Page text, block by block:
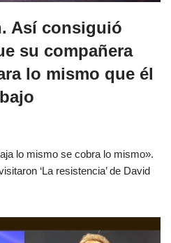
Así consiguió
su compañera
lo mismo que él
lo mismo se cobra lo mismo».
‘La resistencia’ de David